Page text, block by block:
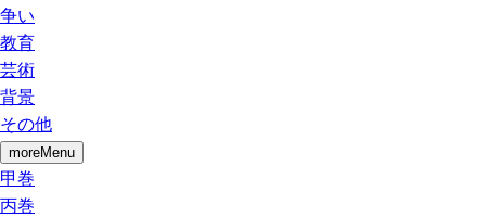
争い
教育
芸術
背景
その他
moreMenu
甲巻
丙巻